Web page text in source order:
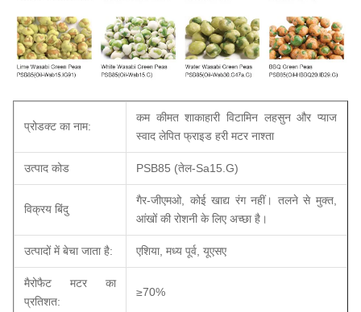
प्रोडक्ट का नाम:
कम कीमत शाकाहारी विटामिन लहसुन और प्याज
स्वाद लेपित फ्राइड हरी मटर नाश्ता
उत्पाद कोड PSB85 (तेल-Sa15.G)
विक्रय बिंदु
गैर-जीएमओ, कोई खाद्य रंग नहीं। तलने से मुक्त,
आंखों की रोशनी के लिए अच्छा है।
उत्पादों में बेचा जाता है: एशिया, मध्य पूर्व, यूएसए
मैरोफैट मटर का
प्रतिशत:
≥70%